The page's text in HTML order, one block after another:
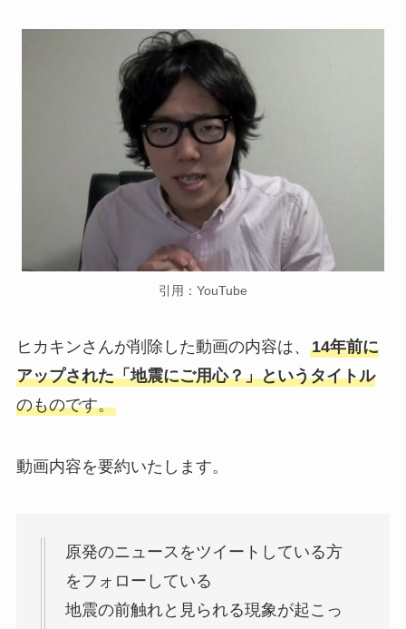
引用：YouTube
ヒカキンさんが削除した動画の内容は、 14年前に
アップされた「地震にご用心？」というタイトル
のものです。
動画内容を要約いたします。
原発のニュースをツイートしている方
をフォローしている
地震の前触れと見られる現象が起こっ